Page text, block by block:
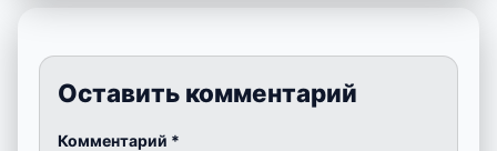
Оставить комментарий
Комментарий *